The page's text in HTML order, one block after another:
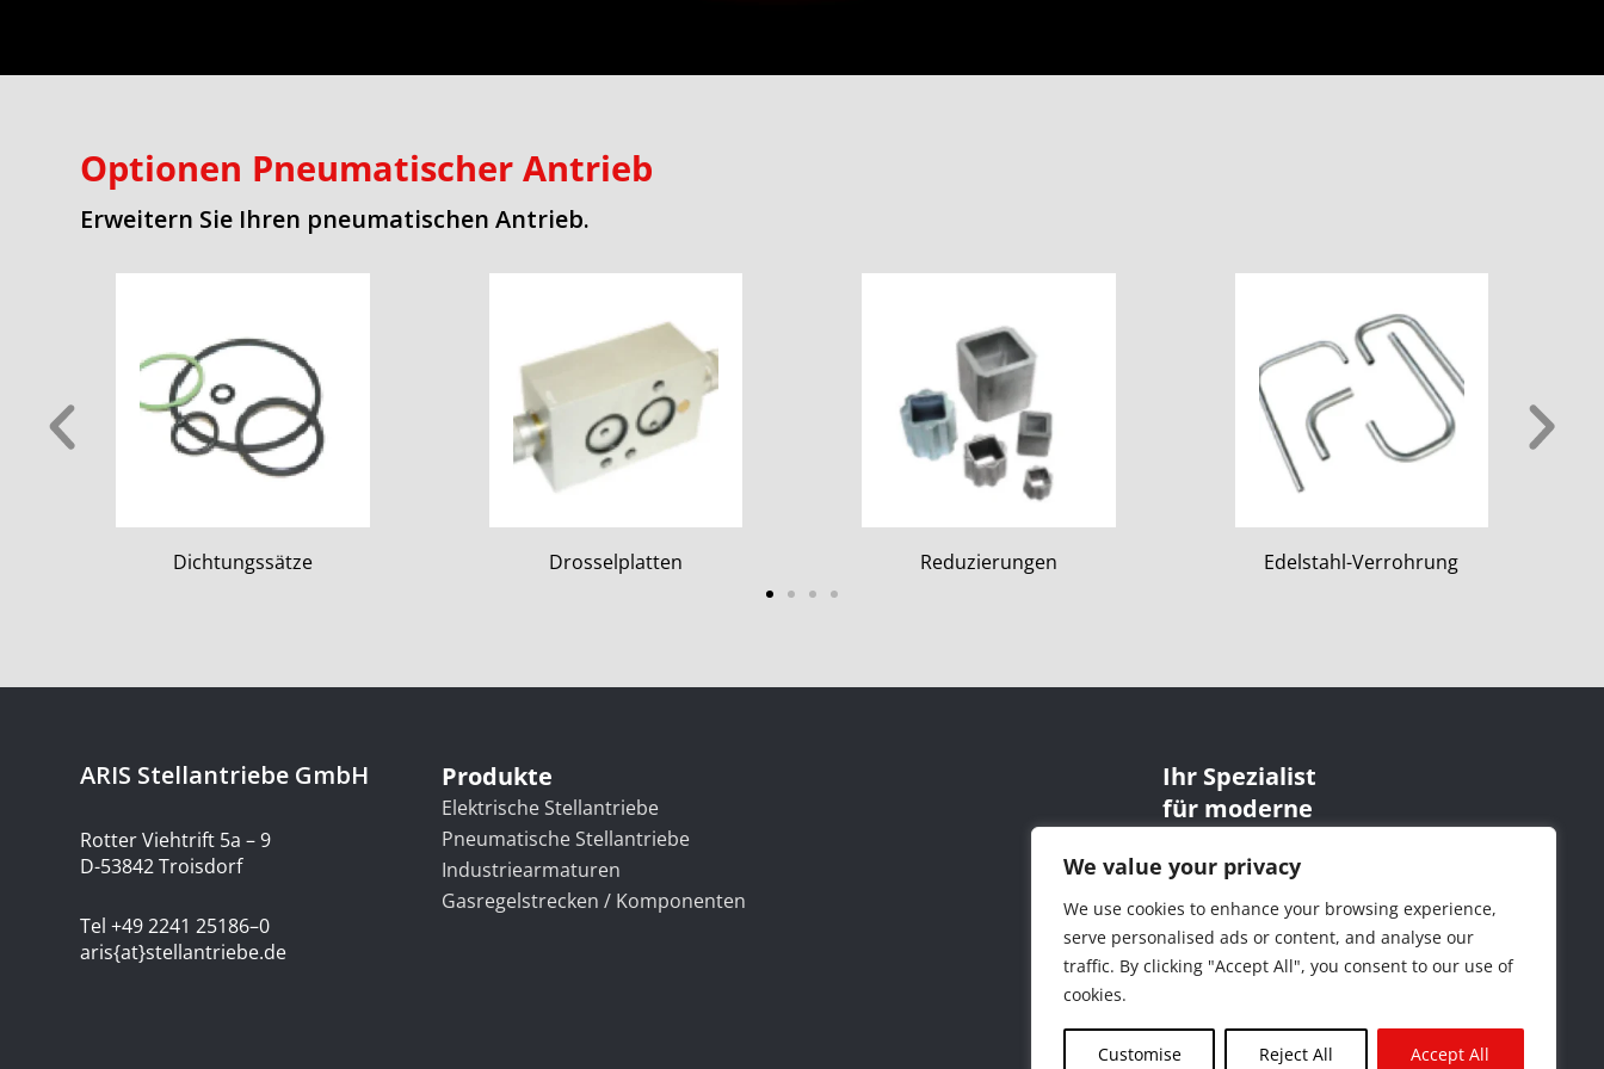
We value your privacy
We use cookies to enhance your browsing experience,
serve personalised ads or content, and analyse our
traffic. By clicking "Accept All", you consent to our use of
cookies.
Customise Reject All Accept All
Optionen Pneumatischer Antrieb
Erweitern Sie Ihren pneumatischen Antrieb.
Drosselplatten Reduzierungen Edelstahl-Verrohrung Dichtungssätze
ARIS Stellantriebe GmbH
Rotter Viehtrift 5a – 9
D-53842 Troisdorf
Tel +49 2241 25186–0
aris{at}stellantriebe.de
Produkte
Elektrische Stellantriebe
Pneumatische Stellantriebe
Industriearmaturen
Gasregelstrecken / Komponenten
Ihr Spezialist
für moderne